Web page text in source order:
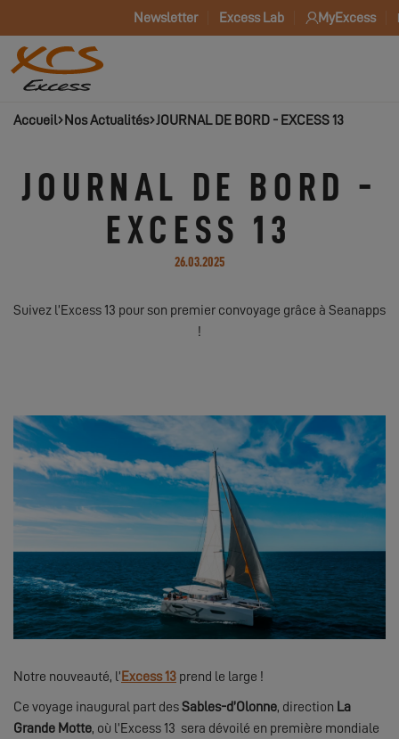
Newsletter Excess Lab MyExcess
Accueil Nos Actualités JOURNAL DE BORD - EXCESS 13
JOURNAL DE BORD -
EXCESS 13
26.03.2025
Suivez l’Excess 13 pour son premier convoyage grâce à Seanapps
!
Notre nouveauté, l’ Excess 13 prend le large !
Ce voyage inaugural part desSables-d’Olonne, direction La
Grande Motte, où l’Excess 13 sera dévoilé en première mondiale